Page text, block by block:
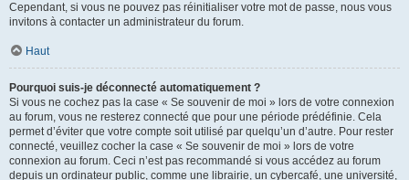
Cependant, si vous ne pouvez pas réinitialiser votre mot de passe, nous vous
invitons à contacter un administrateur du forum.
Haut
Pourquoi suis-je déconnecté automatiquement ?
Si vous ne cochez pas la case « Se souvenir de moi » lors de votre connexion
au forum, vous ne resterez connecté que pour une période prédéfinie. Cela
permet d’éviter que votre compte soit utilisé par quelqu’un d’autre. Pour rester
connecté, veuillez cocher la case « Se souvenir de moi » lors de votre
connexion au forum. Ceci n’est pas recommandé si vous accédez au forum
depuis un ordinateur public, comme une librairie, un cybercafé, une université,